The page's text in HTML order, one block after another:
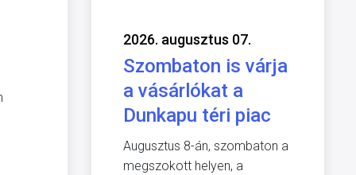
2026. augusztus 07.
Szombaton is várja
a vásárlókat a
Dunkapu téri piac
Augusztus 8-án, szombaton a
megszokott helyen, a